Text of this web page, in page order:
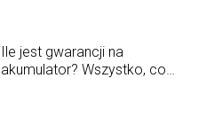
Ile jest gwarancji na
akumulator? Wszystko, co